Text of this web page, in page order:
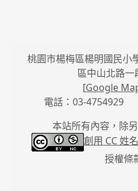
桃園市楊梅區楊明國民
區中山北路
[Google
電話：03-4754929
本站所有內容，除
創用 CC 姓
授權條